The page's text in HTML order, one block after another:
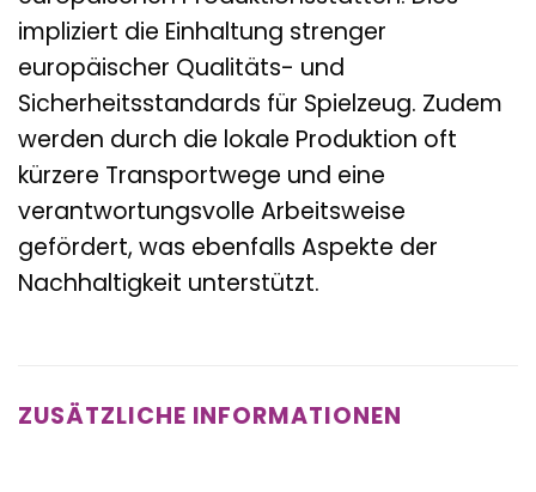
impliziert die Einhaltung strenger
europäischer Qualitäts- und
Sicherheitsstandards für Spielzeug. Zudem
werden durch die lokale Produktion oft
kürzere Transportwege und eine
verantwortungsvolle Arbeitsweise
gefördert, was ebenfalls Aspekte der
Nachhaltigkeit unterstützt.
ZUSÄTZLICHE INFORMATIONEN